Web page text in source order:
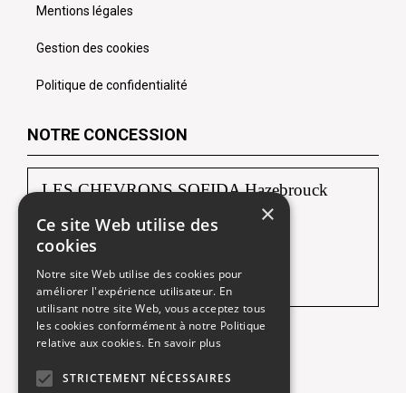
Mentions légales
Gestion des cookies
Politique de confidentialité
NOTRE CONCESSION
LES CHEVRONS SOFIDA Hazebrouck
88, route de Borre
59190 HAZEBROUCK
Tél :03 28 42 92 92
Une société du
×
Ce site Web utilise des
cookies
Notre site Web utilise des cookies pour
améliorer l'expérience utilisateur. En
utilisant notre site Web, vous acceptez tous
les cookies conformément à notre Politique
relative aux cookies. En savoir plus
STRICTEMENT NÉCESSAIRES